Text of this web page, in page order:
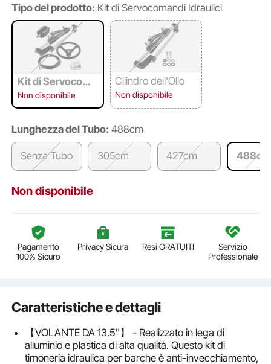
Tipo del prodotto: Kit di Servocomandi Idraulici
Kit di Servocoma
ndi Idraulici
Non disponibile
Cilindro dell'Olio
Non disponibile
Lunghezza del Tubo: 488cm
Senza Tubo 305cm 427cm 488cm
Non disponibile
Pagamento
100% Sicuro
Privacy Sicura Resi GRATUITI
Servizio
Professionale
Caratteristiche e dettagli
【VOLANTE DA 13.5''】 - Realizzato in lega di
alluminio e plastica di alta qualità. Questo kit di
timoneria idraulica per barche è anti-invecchiamento,